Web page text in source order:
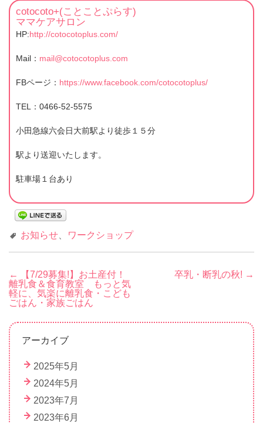
cotocoto+(ことことぷらす)
ママケアサロン
HP:http://cotocotoplus.com/
Mail： mail@cotocotoplus.com
FBページ： https://www.facebook.com/cotocotoplus/
TEL：0466-52-5575
小田急線六会日大前駅より徒歩１５分
駅より送迎いたします。
駐車場１台あり
お知らせ ワークショップ
投
稿
ナ
ビ
ゲ
ー
シ
ョ
ン
←
【7/29募集!】お土産付！
離乳食＆食育教室 もっと気
軽に、気楽に離乳食・こども
ごはん・家族ごはん
卒乳・断乳の秋! →
アーカイブ
2025年5月
2024年5月
2023年7月
2023年6月